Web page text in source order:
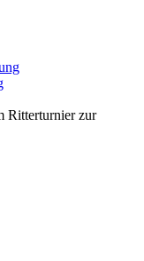
Ritterturnier zur